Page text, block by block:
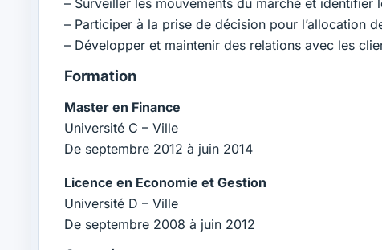
– Surveiller les mouvements du marché et identifier
– Participer à la prise de décision pour l’allocation
– Développer et maintenir des relations avec les
Formation
Master en Finance
Université C – Ville
De septembre 2012 à juin 2014
Licence en Economie et Gestion
Université D – Ville
De septembre 2008 à juin 2012